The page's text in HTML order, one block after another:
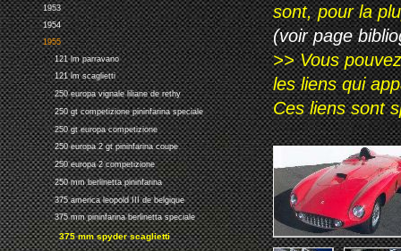
1953
1954
1955
121 lm parravano
121 lm scaglietti
250 europa vignale liliane de rethy
250 gt competizione pininfarina speciale
250 gt europa competizione
250 europa 2 gt pininfarina coupe
250 europa 2 competizione
250 mm berlinetta pininfarina
375 america leopold III de belgique
375 mm pininfarina berlinetta speciale
375 mm spyder scaglietti
sont, pour la
(voir page
>> Vous
les liens qui
Ces liens sont